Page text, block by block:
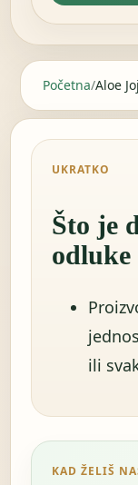
Početna/Aloe
UKRATKO
Što je
odluke
ili
KAD ŽELIŠ